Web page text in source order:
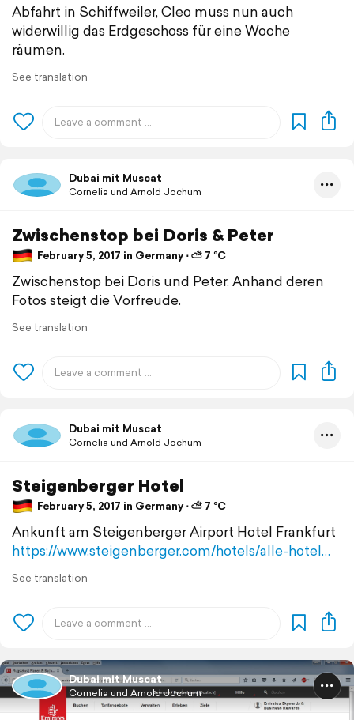
Abfahrt in Schiffweiler, Cleo muss nun auch
widerwillig das Erdgeschoss für eine Woche
räumen.
See translation
Dubai mit Muscat
Cornelia und Arnold Jochum
Zwischenstop bei Doris & Peter
February 5, 2017 in Germany ⋅ ⛅ 7 °C
Zwischenstop bei Doris und Peter. Anhand deren
Fotos steigt die Vorfreude.
See translation
Dubai mit Muscat
Cornelia und Arnold Jochum
Steigenberger Hotel
February 5, 2017 in Germany ⋅ ⛅ 7 °C
Ankunft am Steigenberger Airport Hotel Frankfurt
https://www.steigenberger.com/hotels/alle-hotel…
See translation
Dubai mit Muscat
Cornelia und Arnold Jochum